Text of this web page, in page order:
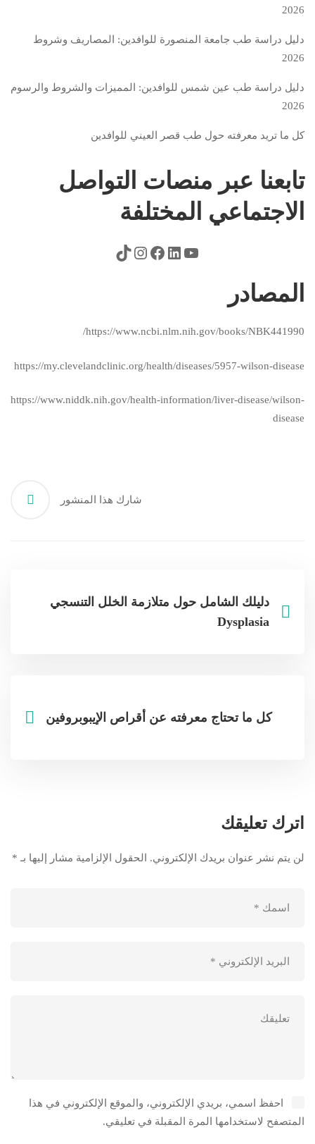
2026
دليل دراسة طب جامعة المنصورة للوافدين: المصاريف وشروط
2026
دليل دراسة طب عين شمس للوافدين: المميزات والشروط والرسوم
2026
كل ما تريد معرفته حول طب قصر العيني للوافدين
تابعنا عبر منصات التواصل
الاجتماعي المختلفة
المصادر
https://www.ncbi.nlm.nih.gov/books/NBK441990/
https://my.clevelandclinic.org/health/diseases/5957-wilson-disease
https://www.niddk.nih.gov/health-information/liver-disease/wilson-
disease
شارك هذا المنشور
دليلك الشامل حول متلازمة الخلل التنسجي
Dysplasia
كل ما تحتاج معرفته عن أقراص الإيبوبروفين
اترك تعليقك
لن يتم نشر عنوان بريدك الإلكتروني. الحقول الإلزامية مشار إليها بـ *
احفظ اسمي، بريدي الإلكتروني، والموقع الإلكتروني في هذا
المتصفح لاستخدامها المرة المقبلة في تعليقي.